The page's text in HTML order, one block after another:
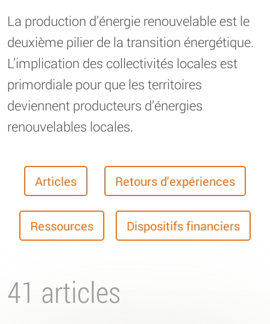
La production d’énergie renouvelable est le
deuxième pilier de la transition énergétique.
L’implication des collectivités locales est
primordiale pour que les territoires
deviennent producteurs d’énergies
renouvelables locales.
Articles Retours d'expériences
Ressources Dispositifs financiers
41 articles